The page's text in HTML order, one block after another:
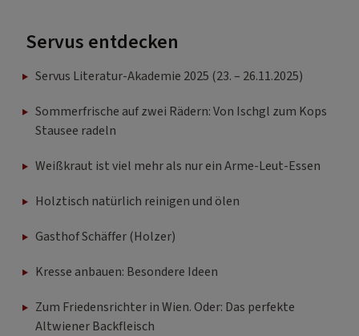
Servus entdecken
Servus Literatur-Akademie 2025 (23. – 26.11.2025)
Sommerfrische auf zwei Rädern: Von Ischgl zum Kops
Stausee radeln
Weißkraut ist viel mehr als nur ein Arme-Leut-Essen
Holztisch natürlich reinigen und ölen
Gasthof Schäffer (Holzer)
Kresse anbauen: Besondere Ideen
Zum Friedensrichter in Wien. Oder: Das perfekte
Altwiener Backfleisch